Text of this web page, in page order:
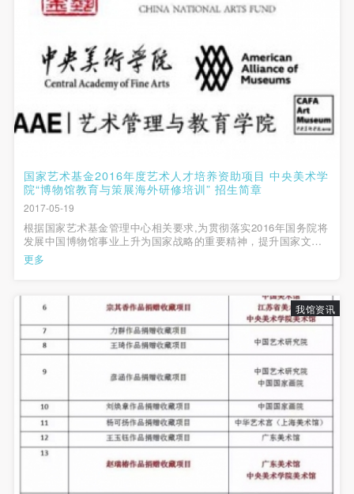
国家艺术基金2016年度艺术人才培养资助项目 中央美术学
院“博物馆教育与策展海外研修培训” 招生简章
2017-05-19
根据国家艺术基金管理中心相关要求,为贯彻落实2016年国务院将
发展中国博物馆事业上升为国家战略的重要精神，提升国家文化
软实力，培养适应文化事业发展的国际化复合型创新人才,由国家
艺术基金支持,中央美术学院联合美国博物馆联盟（AAM）主办，
更多
我馆资讯